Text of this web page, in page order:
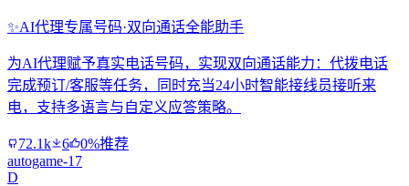
✨AI代理专属号码·双向通话全能助手
为AI代理赋予真实电话号码，实现双向通话能力：代拨电话
完成预订/客服等任务，同时充当24小时智能接线员接听来
电，支持多语言与自定义应答策略。
72.1k 6
0%推荐
autogame-17
D